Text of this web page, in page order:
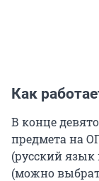
Как
В конце
предмета на
(русский
(можно